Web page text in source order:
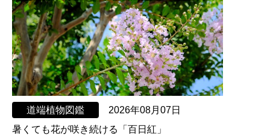
道端植物図鑑
2026年08月07日
暑くても花が咲き続ける「百日紅」